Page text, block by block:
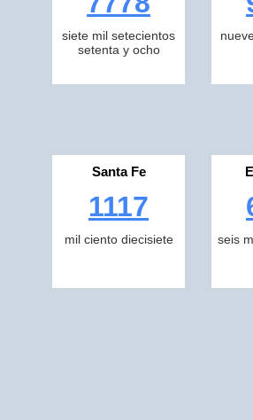
siete mil setecientos
setenta y ocho
Santa Fe
1117
mil ciento diecisiete seis